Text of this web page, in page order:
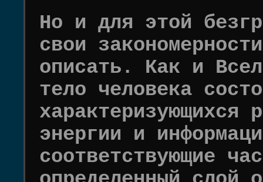
Но и для этой
свои
описать. Как и
тело человека
характеризующихся
энергии и
соответствующие